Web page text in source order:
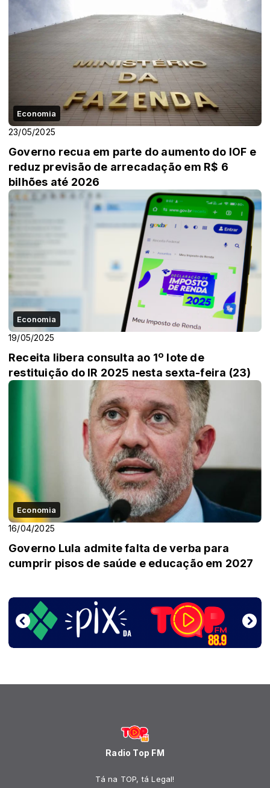
Economia
23/05/2025
Governo recua em parte do aumento do IOF e
reduz previsão de arrecadação em R$ 6
bilhões até 2026
Economia
19/05/2025
Receita libera consulta ao 1º lote de
restituição do IR 2025 nesta sexta-feira (23)
Economia
16/04/2025
Governo Lula admite falta de verba para
cumprir pisos de saúde e educação em 2027
Radio Top FM
Tá na TOP, tá Legal!